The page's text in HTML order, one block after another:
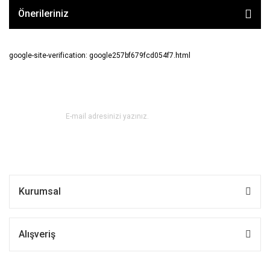
Önerileriniz
google-site-verification: google257bf679fcd054f7.html
Kurumsal
Alışveriş